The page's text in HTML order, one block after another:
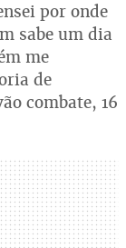
por onde
sabe um dia
me
de
combate, 16